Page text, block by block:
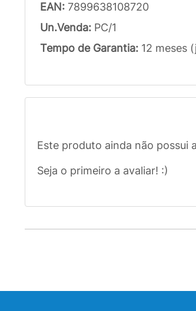
EAN: 7899638108720
Un.Venda: PC/1
Tempo de Garantia: 12 meses
Este produto ainda não possui
Seja o primeiro a avaliar! :)